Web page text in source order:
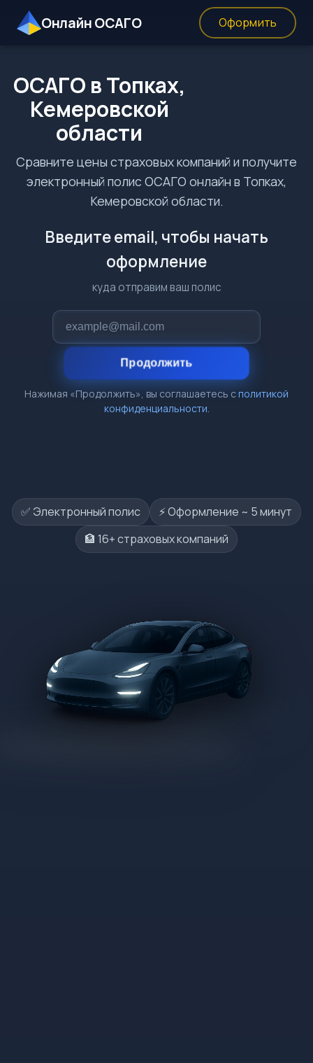
Онлайн ОСАГО Оформить
ОСАГО в Топках,
Кемеровской
области
Сравните цены страховых компаний и получите
электронный полис ОСАГО онлайн в Топках,
Кемеровской области.
Введите email, чтобы начать
оформление
куда отправим ваш полис
Продолжить
Нажимая «Продолжить», вы соглашаетесь сполитикой
конфиденциальности.
✅ Электронный полис
⚡️ Оформление ~ 5 минут
🏦 16+ страховых компаний